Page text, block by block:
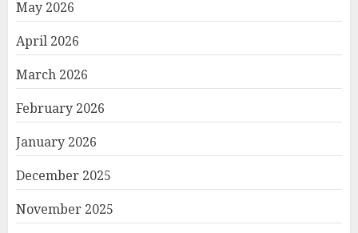
May 2026
April 2026
March 2026
February 2026
January 2026
December 2025
November 2025